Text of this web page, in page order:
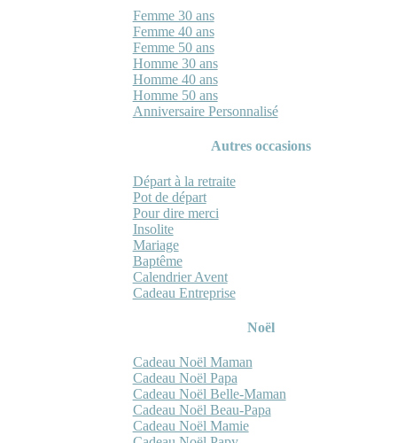
Femme 30 ans
Femme 40 ans
Femme 50 ans
Homme 30 ans
Homme 40 ans
Homme 50 ans
Anniversaire Personnalisé
Autres occasions
Départ à la retraite
Pot de départ
Pour dire merci
Insolite
Mariage
Baptême
Calendrier Avent
Cadeau Entreprise
Noël
Cadeau Noël Maman
Cadeau Noël Papa
Cadeau Noël Belle-Maman
Cadeau Noël Beau-Papa
Cadeau Noël Mamie